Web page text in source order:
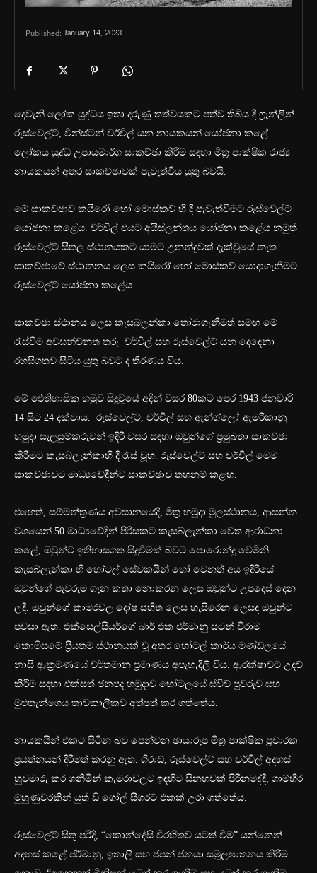
Published: January 14, 2023
දෙවැනි ලෝක යුද්ධය ඉතා දරුණු තත්වයකට පත්ව තිබිය දී ෆ්‍රෑන්ලින්
රූස්වෙල්ට්, වින්ස්ටන් චර්චිල් යන නායකයන් යෝජනා කළේ
ලෝකය යුද්ධ උපායමාර්ග සාකච්ඡා කිරීම සඳහා මිත්‍ර පාක්ෂික රාජ්‍ය
නායකයන් අතර සාකච්ඡාවක් පැවැත්විය යුතු බවයි.
මේ සාකච්ඡාව කයි‍රෝ හෝ මොස්කව් හි දී පැවැත්වීමට රූස්වෙල්ට්
යෝජනා කළේය. චර්චිල් එයට අයිස්ලන්තය යෝජනා කළේය නමුත්
රූස්වෙල්ට් සීතල ස්ථානයකට යාමට උනන්දුවක් දැක්වූයේ නැත.
සාකච්ඡාවේ ස්ථානනය ලෙස කයිරෝ හෝ මොස්කව් යොදාගැනීමට
රූස්වෙල්ට් යෝජනා කළේය.
සාකච්ඡා ස්ථානය ලෙස කැසබලන්කා තෝරාගැනීමත් සමඟ මේ
රැස්වීම අවසන්වනත තරු චර්චිල් සහ රූස්වෙල්ට් යන දෙදෙනා
රහසිගතව සිටිය යුතු බවට ද තිරණය විය.
මේ ඓතිහාසික හමුව සිදුවූයේ අදින් වසර 80කට පෙර 1943 ජනවාරි
14 සිට 24 දක්වාය. රූස්වෙල්ට්, චර්චිල් සහ ඇන්ග්ලෝ-ඇමරිකානු
හමුදා සැලසුම්කරුවන් ඉදිරි වසර සඳහා ඔවුන්ගේ ප්‍රමුඛතා සාකච්ඡා
කිරීමට කැසබ්ලැන්කාහි දී රැස් වූහ. රූස්වෙල්ට් සහ චර්චිල් මෙම
සාකච්ඡාවට මාධ්‍යවේදීන්ට සාකච්ඡාව තහනම් කළහ.
එහෙත්, සම්මන්ත්‍රණය අවසානයේදී, මිත්‍ර හමුදා මූලස්ථානය, ආසන්න
වශයෙන් 50 මාධ්‍යවේදීන් පිරිසකට කැසබ්ලැන්කා වෙත ආරාධනා
කළේ, ඔවුන්ට ඉතිහාසගත සිදුවීමක් බවට පොරොන්දු වෙමිනි.
කැසබ්ලැන්කා හි හෝටල් සේවකයින් හෝ වෙනත් අය ඉදිරියේ
ඔවුන්ගේ පැවරුම ගැන කතා නොකරන ලෙස ඔවුන්ට උපදෙස් දෙන
ලදී. ඔවුන්ගේ කාමරවල දෝෂ සහිත ලෙස හැසිරෙන ලෙසද ඔවුන්ට
පවසා ඇත. එක්සෙල්සියර්ගේ බාර් එක ජර්මානු සටන් විරාම
කොමිසමේ ප්‍රියතම ස්ථානයක් වූ අතර හෝටල් කාර්ය මණ්ඩලයේ
නාසි ආක්‍රමණයේ වර්තමාන ප්‍රමාණය අපැහැදිලි විය. ආරක්ෂාවට උදව්
කිරීම සඳහා එක්සත් ජනපද හමුදාව හෝටලයේ ස්විච් පුවරුව සහ
මුළුතැන්ගෙය තාවකාලිකව අත්පත් කර ගත්තේය.
නායකයින් එකට සිටින බව පෙන්වන ඡායාරූප මිත්‍ර පාක්ෂික ප්‍රචාරක
ප්‍රයත්නයන් දිරිමත් කරනු ඇත. ගිරාඩ්, රූස්වෙල්ට් සහ චර්චිල් අදහස්
හුවමාරු කර ගනිමින් කැමරාවලට ඉඳහිට සිනහවක් පිරිනමද්දී, ගාම්භීර
මුහුණුවරකින් යුත් ඩි ගෝල් සිගරට් එකක් උරා ගත්තේය.
රූස්වෙල්ට් සිතූ පරිදි, “කොන්දේසි විරහිතව යටත් වීම” යන්නෙන්
අදහස් කළේ ජර්මානු, ඉතාලි සහ ජපන් ජනයා සමූලඝාතනය කිරීම